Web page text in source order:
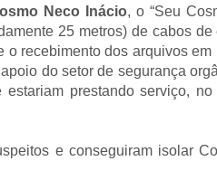
Neco Inácio, o “Seu
25 metros) de cabos
o recebimento dos arquivos
do setor de segurança
prestando serviço,
e conseguiram isolar